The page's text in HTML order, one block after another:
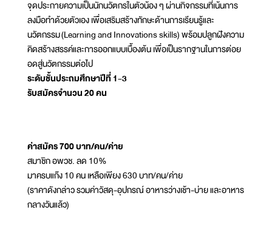
จุดประกายความเป็นนักนวัตกรในตัวน้อง ๆ ผ่านกิจกรรมที่เน้นการ
ลงมือทำด้วยตัวเอง เพื่อเสริมสร้างทักษะด้านการเรียนรู้และ
นวัตกรรม (Learning and Innovations skills) พร้อมปลูกฝังความ
คิดสร้างสรรค์และการออกแบบเบื้องต้น เพื่อเป็นรากฐานในการต่อย
อดสู่นวัตกรรมต่อไป
ระดับชั้นประถมศึกษาปีที่ 1-3
รับสมัครจำนวน 20 คน
ค่าสมัคร 700 บาท/คน/ค่าย
สมาชิก อพวช. ลด 10%
มาครบแก๊ง 10 คน เหลือเพียง 630 บาท/คน/ค่าย
(ราคาดังกล่าว รวมค่าวัสดุ-อุปกรณ์ อาหารว่างเช้า-บ่าย และอาหาร
กลางวันแล้ว)